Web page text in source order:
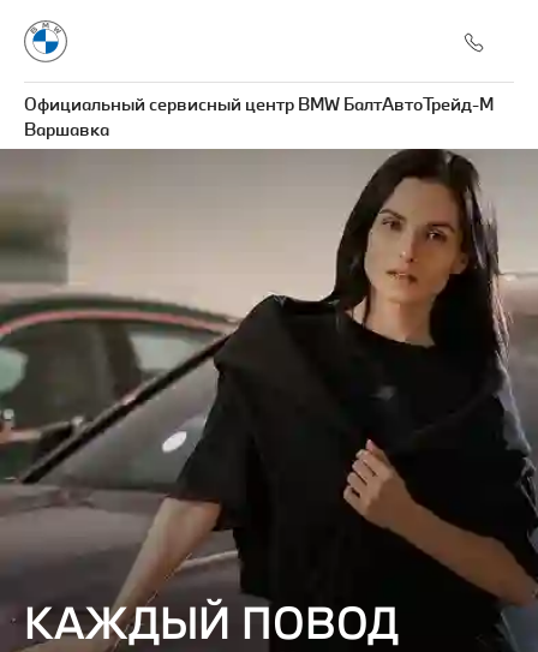
Официальный сервисный центр BMW БалтАвтоТрейд-М
Варшавка
КАЖДЫЙ ПОВОД